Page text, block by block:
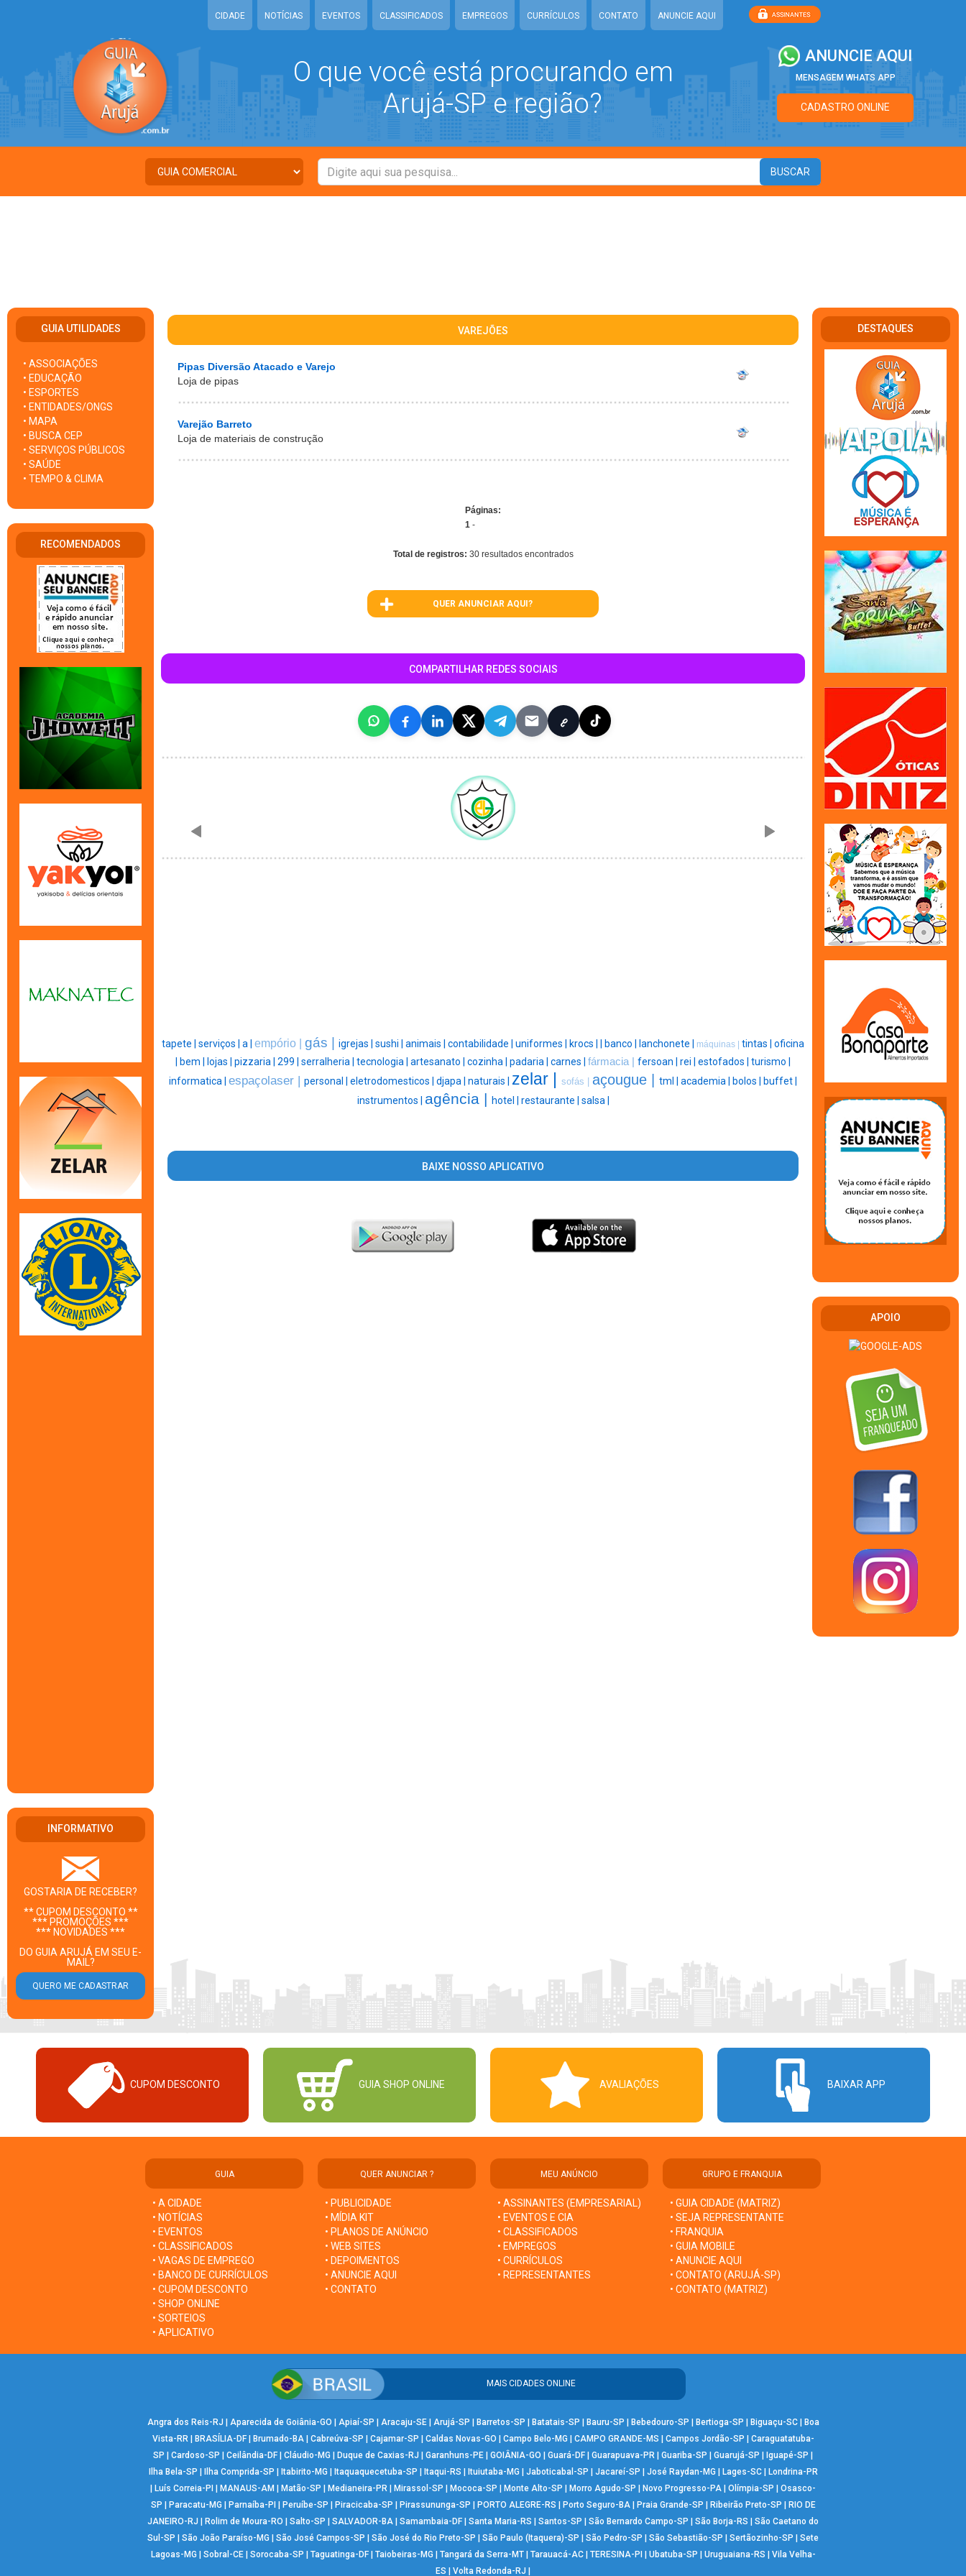
CIDADE NOTÍCIAS EVENTOS CLASSIFICADOS EMPREGOS CURRÍCULOS CONTATO ANUNCIE AQUI
O que você está procurando em
Arujá-SP e região?
ANUNCIE AQUI
MENSAGEM WHATS APP
CADASTRO ONLINE
GUIA UTILIDADES
• ASSOCIAÇÕES
• EDUCAÇÃO
• ESPORTES
• ENTIDADES/ONGS
• MAPA
• BUSCA CEP
• SERVIÇOS PÚBLICOS
• SAÚDE
• TEMPO & CLIMA
RECOMENDADOS
INFORMATIVO
GOSTARIA DE RECEBER?
** CUPOM DESCONTO **
*** PROMOÇÕES ***
*** NOVIDADES ***
DO GUIA ARUJÁ EM SEU E-
MAIL?
VAREJÕES
Pipas Diversão Atacado e Varejo
Loja de pipas
Varejão Barreto
Loja de materiais de construção
Páginas:
1 -
Total de registros: 30 resultados encontrados
QUER ANUNCIAR AQUI?
COMPARTILHAR REDES SOCIAIS
tapete | serviços | a | empório | gás | igrejas | sushi | animais | contabilidade | uniformes | krocs | banco | lanchonete | máquinas | tintas | oficina
bem | lojas | pizzaria | 299 | serralheria | tecnologia | artesanato | cozinha | padaria | carnes | fármacia | fersoan | rei | estofados | turismo |
informatica | espaçolaser | personal | eletrodomesticos | djapa | naturais | zelar | sofás | açougue | tml | academia | bolos |
buffet |
instrumentos | agência | hotel | restaurante | salsa |
BAIXE NOSSO APLICATIVO
DESTAQUES
APOIO
CUPOM DESCONTO GUIA SHOP ONLINE AVALIAÇÕES BAIXAR APP
GUIA
• A CIDADE
• NOTÍCIAS
• EVENTOS
• CLASSIFICADOS
• VAGAS DE EMPREGO
• BANCO DE CURRÍCULOS
• CUPOM DESCONTO
• SHOP ONLINE
• SORTEIOS
• APLICATIVO
QUER ANUNCIAR ?
• PUBLICIDADE
• MÍDIA KIT
• PLANOS DE ANÚNCIO
• WEB SITES
• DEPOIMENTOS
• ANUNCIE AQUI
• CONTATO
MEU ANÚNCIO
• ASSINANTES (EMPRESARIAL)
• EVENTOS E CIA
• CLASSIFICADOS
• EMPREGOS
• CURRÍCULOS
• REPRESENTANTES
GRUPO E FRANQUIA
• GUIA CIDADE (MATRIZ)
• SEJA REPRESENTANTE
• FRANQUIA
• GUIA MOBILE
• ANUNCIE AQUI
• CONTATO (ARUJÁ-SP)
• CONTATO (MATRIZ)
MAIS CIDADES ONLINE
Angra dos Reis-RJ | Aparecida de Goiânia-GO | Apiaí-SP | Aracaju-SE| Arujá-SP | Barretos-SP | Batatais-SP | Bauru-SP | Bebedouro-SP | Bertioga-SP | Biguaçu-SC| Boa
Vista-RR | BRASÍLIA-DF| Brumado-BA| Cabreúva-SP | Cajamar-SP | Caldas Novas-GO | Campo Belo-MG | CAMPO GRANDE-MS | Campos Jordão-SP | Caraguatatuba-
SP | Cardoso-SP | Ceilândia-DF | Cláudio-MG | Duque de Caxias-RJ | Garanhuns-PE | GOIÂNIA-GO | Guará-DF | Guarapuava-PR | Guariba-SP | Guarujá-SP | Iguapé-SP |
Ilha Bela-SP | Ilha Comprida-SP | Itabirito-MG | Itaquaquecetuba-SP | Itaqui-RS | Ituiutaba-MG | Jaboticabal-SP | Jacareí-SP | José Raydan-MG | Lages-SC| Londrina-PR
| Luís Correia-PI | MANAUS-AM | Matão-SP | Medianeira-PR | Mirassol-SP | Mococa-SP | Monte Alto-SP | Morro Agudo-SP | Novo Progresso-PA | Olímpia-SP | Osasco-
SP | Paracatu-MG | Parnaíba-PI | Peruíbe-SP | Piracicaba-SP | Pirassununga-SP | PORTO ALEGRE-RS | Porto Seguro-BA| Praia Grande-SP | Ribeirão Preto-SP | RIO DE
JANEIRO-RJ | Rolim de Moura-RO | Salto-SP | SALVADOR-BA | Samambaia-DF | Santa Maria-RS | Santos-SP | São Bernardo Campo-SP | São Borja-RS | São Caetano do
Sul-SP | São João Paraíso-MG | São José Campos-SP | São José do Rio Preto-SP | São Paulo (Itaquera)-SP | São Pedro-SP | São Sebastião-SP | Sertãozinho-SP | Sete
Lagoas-MG | Sobral-CE| Sorocaba-SP | Taguatinga-DF| Taiobeiras-MG | Tangará da Serra-MT| Tarauacá-AC| TERESINA-PI | Ubatuba-SP | Uruguaiana-RS | Vila Velha-
ES | Volta Redonda-RJ |